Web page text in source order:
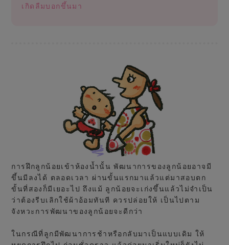
เกิดลืมบอกขึ้นมา
การฝึกลูกน้อยเข้าห้องน้ำนั้น พัฒนาการของลูกน้อยอาจมี
ขึ้นมีลงได้ ตลอดเวลา ผ่านขั้นแรกมาแล้วแต่มาสอบตก
ขั้นที่สองก็มีเยอะไป ถึงแม้ ลูกน้อยจะเก่งขึ้นแล้วไม่จำเป็น
ว่าต้องรีบเลิกใช้ผ้าอ้อมทันที ควรปล่อยให้ เป็นไปตาม
จังหวะการพัฒนาของลูกน้อยจะดีกว่า
ในกรณีที่ลูกมีพัฒนาการช้าหรือกลับมาเป็นแบบเดิม ให้